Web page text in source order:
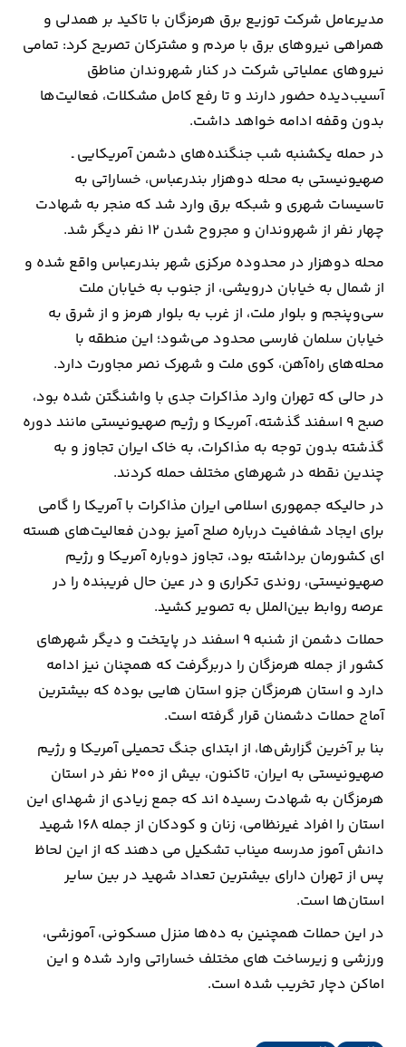
نوتیف
شناور
مدیرعامل شرکت توزیع برق هرمزگان با تاکید بر همدلی و
همراهی نیروهای برق با مردم و مشترکان تصریح کرد: تمامی
نیروهای عملیاتی شرکت در کنار شهروندان مناطق
آسیب‌دیده حضور دارند و تا رفع کامل مشکلات، فعالیت‌ها
بدون وقفه ادامه خواهد داشت.
در حمله یکشنبه شب جنگنده‌های دشمن آمریکایی ـ
صهیونیستی به محله دوهزار بندرعباس، خساراتی به
تاسیسات شهری و شبکه برق وارد شد که منجر به شهادت
چهار نفر از شهروندان و مجروح شدن 12 نفر دیگر شد.
محله دوهزار در محدوده مرکزی شهر بندرعباس واقع شده و
از شمال به خیابان درویشی، از جنوب به خیابان ملت
سی‌وپنجم و بلوار ملت، از غرب به بلوار هرمز و از شرق به
خیابان سلمان فارسی محدود می‌شود؛ این منطقه با
محله‌های راه‌آهن، کوی ملت و شهرک نصر مجاورت دارد.
در حالی که تهران وارد مذاکرات جدی با واشنگتن شده بود،
صبح ۹ اسفند گذشته، آمریکا و رژیم صهیونیستی مانند دوره
گذشته بدون توجه به مذاکرات، به خاک ایران تجاوز و به
چندین نقطه در شهرهای مختلف حمله کردند.
در حالیکه جمهوری اسلامی ایران مذاکرات با آمریکا را گامی
برای ایجاد شفافیت درباره صلح آمیز بودن فعالیت‌های هسته
ای کشورمان برداشته بود، تجاوز دوباره آمریکا و رژیم
صهیونیستی، روندی تکراری و در عین حال فریبنده را در
عرصه روابط بین‌الملل به تصویر کشید.
حملات دشمن از شنبه ۹ اسفند در پایتخت و دیگر شهرهای
کشور از جمله هرمزگان را دربرگرفت که همچنان نیز ادامه
دارد و استان هرمزگان جزو استان هایی بوده که بیشترین
آماج حملات دشمنان قرار گرفته است.
بنا بر آخرین گزارش‌ها، از ابتدای جنگ تحمیلی آمریکا و رژیم
صهیونیستی به ایران، تاکنون، بیش از ۲۰۰ نفر در استان
هرمزگان به شهادت رسیده اند که جمع زیادی از شهدای این
استان را افراد غیرنظامی، زنان و کودکان از جمله ۱۶۸ شهید
دانش آموز مدرسه میناب تشکیل می دهند که از این لحاظ
پس از تهران دارای بیشترین تعداد شهید در بین سایر
استان‌ها است.
در این حملات همچنین به ده‌ها منزل مسکونی، آموزشی،
ورزشی و زیرساخت های مختلف خساراتی وارد شده و این
اماکن دچار تخریب شده است.